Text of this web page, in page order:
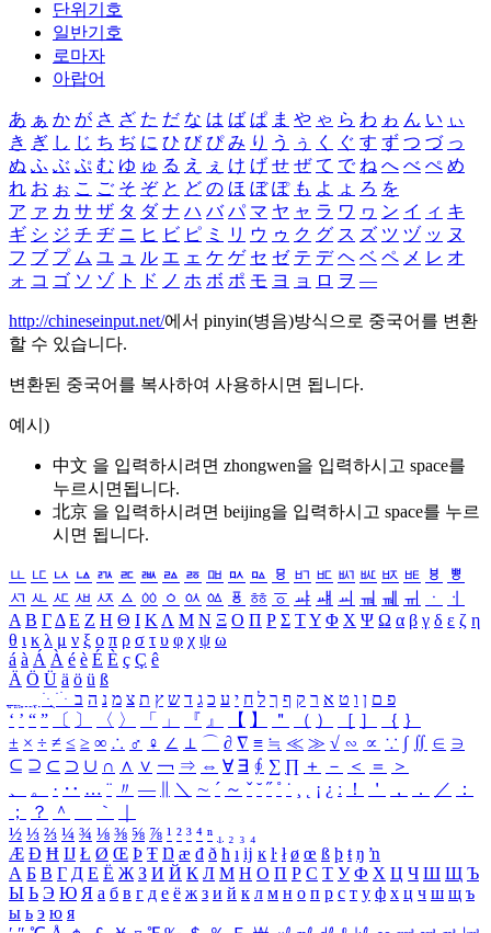
단위기호
일반기호
로마자
아랍어
あ ぁ か が さ ざ た だ な は ば ぱ ま や ゃ ら わ ゎ ん い ぃ
き ぎ し じ ち ぢ に ひ び ぴ み り う ぅ く ぐ す ず つ づ っ
ぬ ふ ぶ ぷ む ゆ ゅ る え ぇ け げ せ ぜ て で ね へ べ ぺ め
れ お ぉ こ ご そ ぞ と ど の ほ ぼ ぽ も よ ょ ろ を
ア ァ カ サ ザ タ ダ ナ ハ バ パ マ ヤ ャ ラ ワ ヮ ン イ ィ キ
ギ シ ジ チ ヂ ニ ヒ ビ ピ ミ リ ウ ゥ ク グ ス ズ ツ ヅ ッ ヌ
フ ブ プ ム ユ ュ ル エ ェ ケ ゲ セ ゼ テ デ ヘ ベ ペ メ レ オ
ォ コ ゴ ソ ゾ ト ド ノ ホ ボ ポ モ ヨ ョ ロ ヲ ―
http://chineseinput.net/에서 pinyin(병음)방식으로 중국어를 변환
할 수 있습니다.
변환된 중국어를 복사하여 사용하시면 됩니다.
예시)
中文 을 입력하시려면 zhongwen을 입력하시고 space를
누르시면됩니다.
北京 을 입력하시려면 beijing을 입력하시고 space를 누르
시면 됩니다.
ㅥ ㅦ ㅧ ㅨ ㅩ ㅪ ㅫ ㅬ ㅭ ㅮ ㅯ ㅰ ㅱ ㅲ ㅳ ㅴ ㅵ ㅶ ㅷ ㅸ
ㅹ
ㅺ ㅻ ㅼ ㅽ ㅾ ㅿ ㆀ ㆁ ㆂ ㆃ ㆄ ㆅ ㆆ ㆇ ㆈ ㆉ ㆊ ㆋ ㆌ ㆍ
ㆎ
Α Β ΓΔ Ε Ζ Η Θ Ι ΚΛ Μ Ν Ξ Ο Π Ρ Σ ΤΥ Φ Χ Ψ Ω α β γ δ ε ζ η
θ ι κ λ μ ν ξ ο π ρ σ τ υ φ χ ψ ω
á à Á À é è É È ç Ç ê
Ä Ö Ü ä ö ü ß
ִֶֹ ֻּ ׁׂ פ ם ן ו ט א ר ק ף ך ל ח י ע כ ג ד ש ץ ת צ מ נ ה ב
‘ ’ “ ” 〔 〕 〈 〉 「 」 『 』 【 】 ＂ （ ） ［ ］ ｛ ｝
± × ÷ ≠ ≤ ≥ ∞ ∴ ♂ ♀ ∠ ⊥ ⌒ ∂ ∇ ≡ ≒ ≪ ≫ √ ∽ ∝ ∵ ∫ ∬ ∈ ∋
⊆ ⊇ ⊂ ⊃ ∪ ∩ ∧ ∨ ￢ ⇒ ⇔ ∀ ∃ ∮ ∑ ∏ ＋ － ＜ ＝
＞
、
。 · ‥ … ¨ 〃 ― ＼ ∼ ´ ～ ˇ ˘ ˝ ˚ ˙ ¸ ¡ ¿ ː ！ ＇ ， ． ／
：
；
？ ＾ ｀
½ ⅓ ⅔ ¼ ¾ ⅛ ⅜ ⅝ ⅞ ¹ ² ³ ⁴ ⁿ ₁ ₂ ₃ ₄
Æ Ð Ħ Ĳ Ł Ø Œ Þ Ŧ Ŋ æ đ ð ħ ı ĳ ĸ ŀ ł ø œ ß þ ŧ ŋ ŉ
А Б В Г Д Е Ё Ж З И Й К Л М Н О П Р С Т У Ф Х Ц Ч Ш Щ Ъ
Ы Ь Э Ю Я а б в г д е ё ж з и й к л м н о п р с т у ф х ц ч ш щ ъ
ы ь э ю я